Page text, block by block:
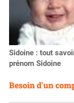
Sidoine : tout
prénom Sidoine
Besoin d'un